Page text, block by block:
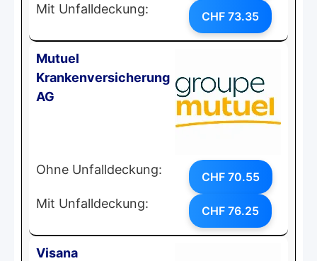
Mit Unfalldeckung: CHF 73.35
Mutuel
Krankenversicherung
AG
Ohne Unfalldeckung: CHF 70.55
Mit Unfalldeckung: CHF 76.25
Visana